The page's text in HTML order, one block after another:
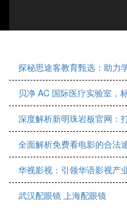
探秘思途客教育甄选：助力
贝净 AC 国际医疗实验室，
深度解析新明珠岩板官网：
全面解析免费看电影的合法
华视影视：引领华语影视产
武汉配眼镜 上海配眼镜